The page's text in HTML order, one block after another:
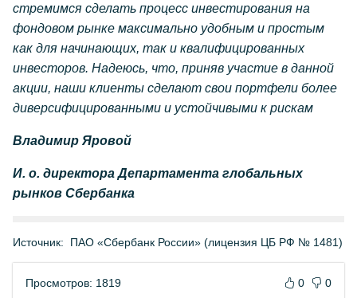
стремимся сделать процесс инвестирования на
фондовом рынке максимально удобным и простым
как для начинающих, так и квалифицированных
инвесторов. Надеюсь, что, приняв участие в данной
акции, наши клиенты сделают свои портфели более
диверсифицированными и устойчивыми к рискам
Владимир Яровой
И. о. директора Департамента глобальных
рынков Сбербанка
Источник: ПАО «Сбербанк России» (лицензия ЦБ РФ № 1481)
Просмотров: 1819 0 0